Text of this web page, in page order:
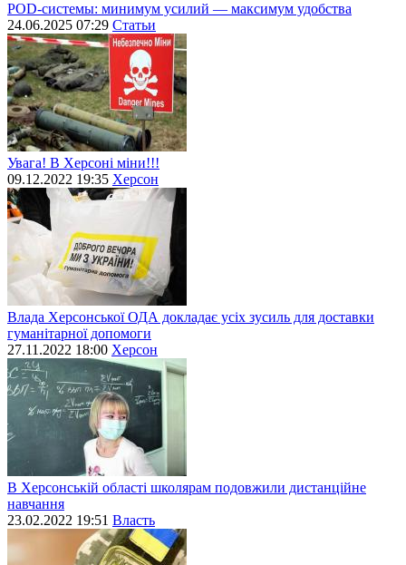
POD-системы: минимум усилий — максимум удобства
24.06.2025 07:29 Статьи
Увага! В Херсоні міни!!!
09.12.2022 19:35 Херсон
Влада Херсонської ОДА докладає усіх зусиль для доставки
гуманітарної допомоги
27.11.2022 18:00 Херсон
В Херсонській області школярам подовжили дистанційне
навчання
23.02.2022 19:51 Власть